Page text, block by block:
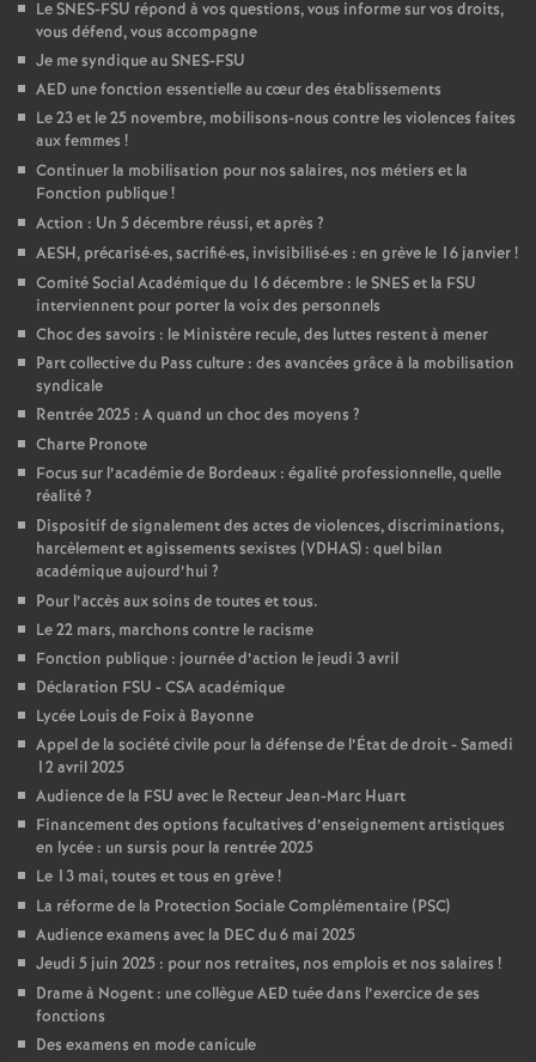
Le SNES-FSU répond à vos questions, vous informe sur vos droits,
vous défend, vous accompagne
Je me syndique au SNES-FSU
AED une fonction essentielle au cœur des établissements
Le 23 et le 25 novembre, mobilisons-nous contre les violences faites
aux femmes !
Continuer la mobilisation pour nos salaires, nos métiers et la
Fonction publique!
Action : Un 5 décembre réussi, et après ?
AESH, précarisé·es, sacrifié·es, invisibilisé·es : en grève le 16 janvier!
Comité Social Académique du 16 décembre : le SNES et la FSU
interviennent pour porter la voix des personnels
Choc des savoirs : le Ministère recule, des luttes restent à mener
Part collective du Pass culture : des avancées grâce à la mobilisation
syndicale
Rentrée 2025 : A quand un choc des moyens ?
Charte Pronote
Focus sur l’académie de Bordeaux : égalité professionnelle, quelle
réalité?
Dispositif de signalement des actes de violences, discriminations,
harcèlement et agissements sexistes (VDHAS) : quel bilan
académique aujourd’hui ?
Pour l’accès aux soins de toutes et tous.
Le 22 mars, marchons contre le racisme
Fonction publique : journée d’action le jeudi 3 avril
Déclaration FSU - CSA académique
Lycée Louis de Foix à Bayonne
Appel de la société civile pour la défense de l’État de droit - Samedi
12 avril 2025
Audience de la FSU avec le Recteur Jean-Marc Huart
Financement des options facultatives d’enseignement artistiques
en lycée : un sursis pour la rentrée 2025
Le 13 mai, toutes et tous en grève!
La réforme de la Protection Sociale Complémentaire (PSC)
Audience examens avec la DEC du 6 mai 2025
Jeudi 5 juin 2025 : pour nos retraites, nos emplois et nos salaires !
Drame à Nogent : une collègue AED tuée dans l’exercice de ses
fonctions
Des examens en mode canicule